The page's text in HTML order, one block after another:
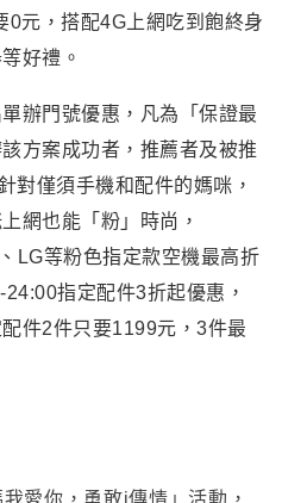
元，搭配4G上網吃到飽終身
好禮。
辦門號優惠，凡為「保證最
方案成功者，推薦者及被推
對僅須手機和配件的媽咪，
網也能「粉」時尚，
LG等粉色指定款空機最高折
指定配件3折起優惠，
件2件只要1199元，3件最
愛你，勇敢i傳情」活動，